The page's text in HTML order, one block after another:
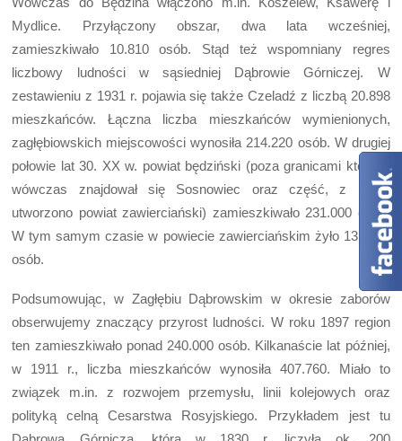
Mydlice. Przyłączony obszar, dwa lata wcześniej,
zamieszkiwało 10.810 osób. Stąd też wspomniany regres
liczbowy ludności w sąsiedniej Dąbrowie Górniczej. W
zestawieniu z 1931 r. pojawia się także Czeladź z liczbą 20.898
mieszkańców. Łączna liczba mieszkańców wymienionych,
zagłębiowskich miejscowości wynosiła 214.220 osób. W drugiej
połowie lat 30. XX w. powiat będziński (poza granicami którego
wówczas znajdował się Sosnowiec oraz część, z której
utworzono powiat zawierciański) zamieszkiwało 231.000 osób.
W tym samym czasie w powiecie zawierciańskim żyło 131.000
osób.
Podsumowując, w Zagłębiu Dąbrowskim w okresie zaborów
obserwujemy znaczący przyrost ludności. W roku 1897 region
ten zamieszkiwało ponad 240.000 osób. Kilkanaście lat później,
w 1911 r., liczba mieszkańców wynosiła 407.760. Miało to
związek m.in. z rozwojem przemysłu, linii kolejowych oraz
polityką celną Cesarstwa Rosyjskiego. Przykładem jest tu